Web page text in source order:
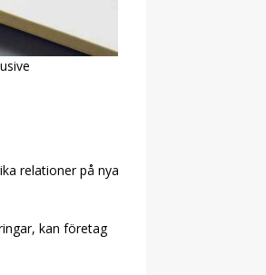
relationer på nya
kan företag